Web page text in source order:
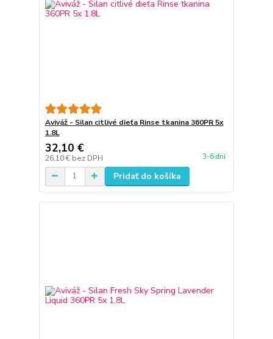
Aviváž - Silan citlivé dieťa Rinse tkanina 360PR 5x
1.8L
32,10 €
26,10 € bez DPH 3-6 dní
Pridať do košíka